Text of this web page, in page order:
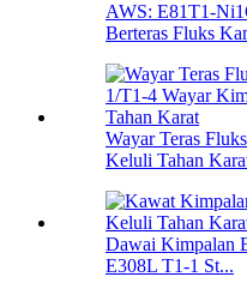
AWS: E81T1-
Berteras Fluks
Wayar Teras
Keluli Tahan
Dawai Kimpalan
E308L T1-1 St...